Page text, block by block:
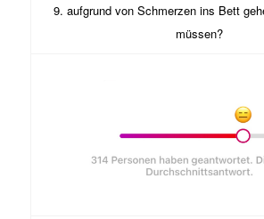
9. aufgrund von Schmerzen ins Bett
müssen?